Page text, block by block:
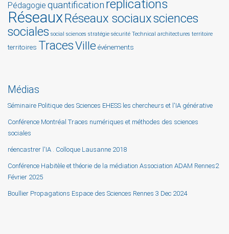
Pédagogie quantification replications
RéseauxRéseaux sociauxsciences
sociales social sciences stratégie sécurité Technical architectures territoire
territoires TracesVille événements
Médias
Séminaire Politique des Sciences EHESS les chercheurs et l'IA générative
Conférence Montréal Traces numériques et méthodes des sciences
sociales
réencastrer l'IA . Colloque Lausanne 2018
Conférence Habitèle et théorie de la médiation Association ADAM Rennes2
Février 2025
Boullier Propagations Espace des Sciences Rennes 3 Dec 2024